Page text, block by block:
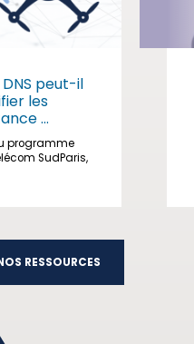
peut-il
les
...
programme
SudParis,
RESSOURCES